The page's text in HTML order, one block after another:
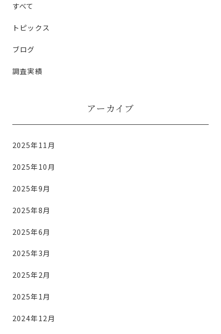
すべて
トピックス
ブログ
調査実績
アーカイブ
2025年11月
2025年10月
2025年9月
2025年8月
2025年6月
2025年3月
2025年2月
2025年1月
2024年12月